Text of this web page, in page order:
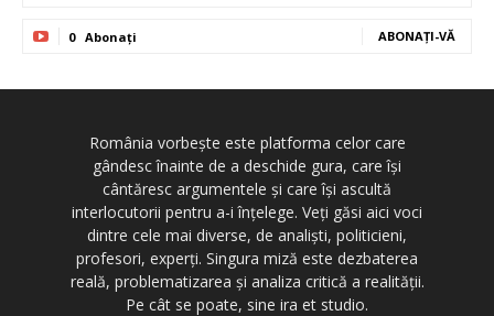
0 Abonați ABONAȚI-VĂ
România vorbește este platforma celor care
gândesc înainte de a deschide gura, care își
cântăresc argumentele și care își ascultă
interlocutorii pentru a-i înțelege. Veți găsi aici voci
dintre cele mai diverse, de analiști, politicieni,
profesori, experți. Singura miză este dezbaterea
reală, problematizarea și analiza critică a realității.
Pe cât se poate, sine ira et studio.